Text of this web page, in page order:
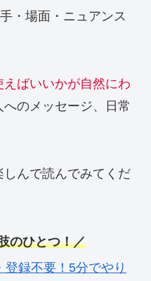
・場面・ニュアンス
ばいいかが自然にわ
のメッセージ、日常
んで読んでみてくだ
のひとつ！／
録不要！5分でやり